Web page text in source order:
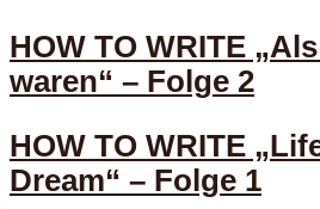
HOW TO WRITE
waren“ – Folge 2
HOW TO WRITE
Dream“ – Folge 1